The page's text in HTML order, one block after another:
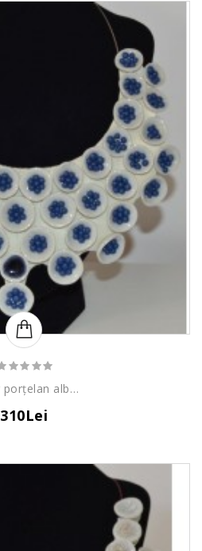
Colier porțelan alb și albastru
310Lei